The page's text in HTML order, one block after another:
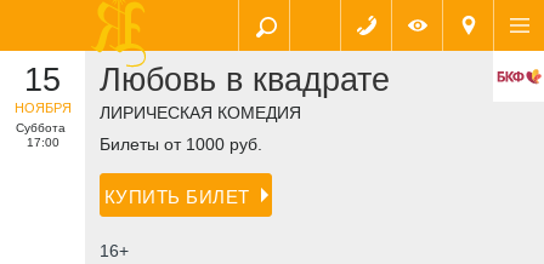
15
НОЯБРЯ
Суббота
17:00
Любовь в квадрате
ЛИРИЧЕСКАЯ КОМЕДИЯ
Билеты от 1000 руб.
КУПИТЬ БИЛЕТ
16+